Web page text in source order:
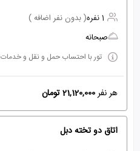
1 نفره
( بدون نفر اضافه )
صبحانه
تور با احتساب حمل و نقل و خدمات
هر نفر21,120,000 تومان
اتاق دو تخته دبل